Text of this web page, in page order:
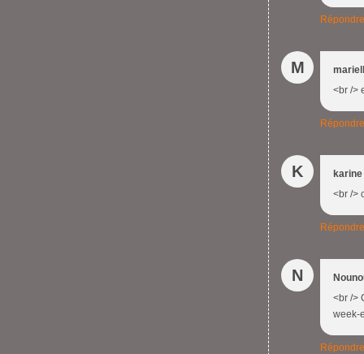
Répondre
M
<br />
Répondre
K
karine
<br />
Répondre
N
<br />
week-
Répondre